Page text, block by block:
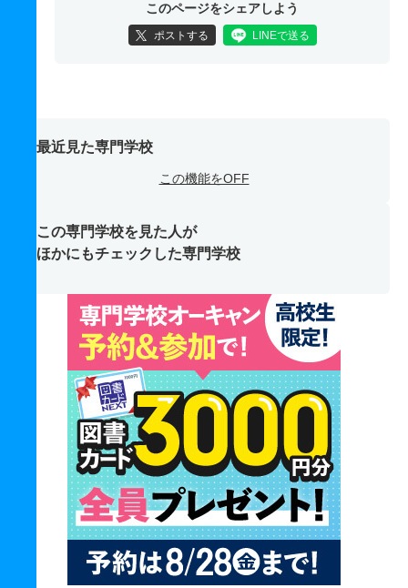
このページをシェアしよう
ポストする LINEで送る
最近見た専門学校
この機能をOFF
この専門学校を見た人が
ほかにもチェックした専門学校